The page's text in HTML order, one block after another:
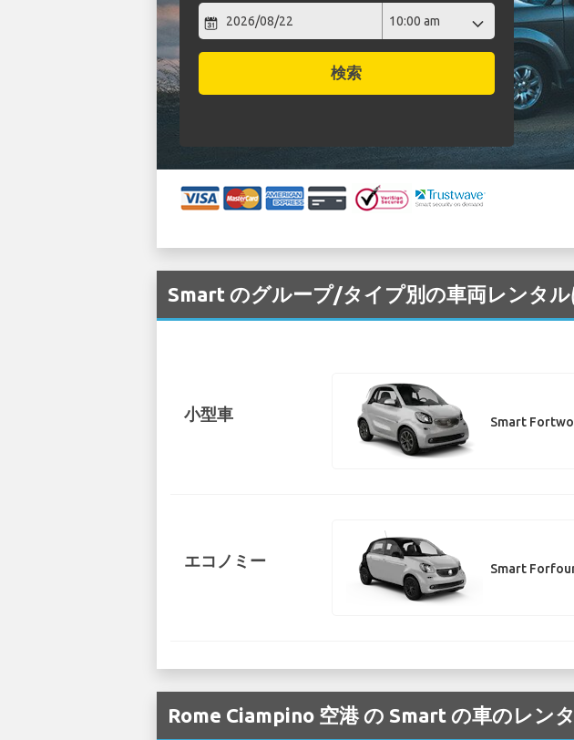
検索
Smart のグループ/タイプ別の車両レンタ
小型車 Smart Fortwo
エコノミー Smart
Rome Ciampino 空港 の Smart の車のレン